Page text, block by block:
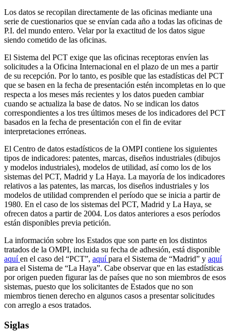
Los datos se recopilan directamente de las oficinas mediante una
serie de cuestionarios que se envían cada año a todas las oficinas de
P.I. del mundo entero. Velar por la exactitud de los datos sigue
siendo cometido de las oficinas.
El Sistema del PCT exige que las oficinas receptoras envíen las
solicitudes a la Oficina Internacional en el plazo de un mes a partir
de su recepción. Por lo tanto, es posible que las estadísticas del PCT
que se basen en la fecha de presentación estén incompletas en lo que
respecta a los meses más recientes y los datos pueden cambiar
cuando se actualiza la base de datos. No se indican los datos
correspondientes a los tres últimos meses de los indicadores del PCT
basados en la fecha de presentación con el fin de evitar
interpretaciones erróneas.
El Centro de datos estadísticos de la OMPI contiene los siguientes
tipos de indicadores: patentes, marcas, diseños industriales (dibujos
y modelos industriales), modelos de utilidad, así como los de los
sistemas del PCT, Madrid y La Haya. La mayoría de los indicadores
relativos a las patentes, las marcas, los diseños industriales y los
modelos de utilidad comprenden el período que se inicia a partir de
1980. En el caso de los sistemas del PCT, Madrid y La Haya, se
ofrecen datos a partir de 2004. Los datos anteriores a esos períodos
están disponibles previa petición.
La información sobre los Estados que son parte en los distintos
tratados de la OMPI, incluida su fecha de adhesión, está disponible
aquíen el caso del “PCT”, aquípara el Sistema de “Madrid” y aquí
para el Sistema de “La Haya”. Cabe observar que en las estadísticas
por origen pueden figurar las de países que no son miembros de esos
sistemas, puesto que los solicitantes de Estados que no son
miembros tienen derecho en algunos casos a presentar solicitudes
con arreglo a esos tratados.
Siglas